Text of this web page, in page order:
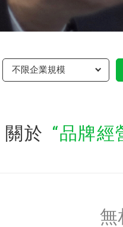
不限企業規模
關於 品牌經
無